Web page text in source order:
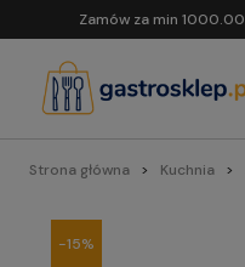
Zamów za min
Strona główna Kuchnia
-15%